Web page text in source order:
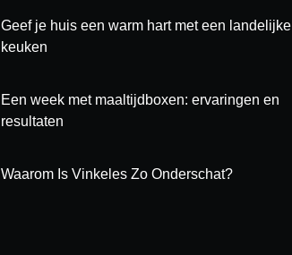
Geef je huis een warm hart met een landelijke
keuken
Een week met maaltijdboxen: ervaringen en
resultaten
Waarom Is Vinkeles Zo Onderschat?